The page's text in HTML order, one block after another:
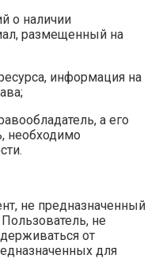
о наличии
размещенный на
информация на
а его
необходимо
не предназначенный
не
от
для